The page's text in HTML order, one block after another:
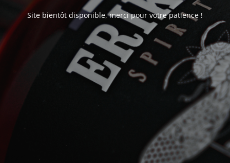
Site bientôt disponible, merci pour votre patience !